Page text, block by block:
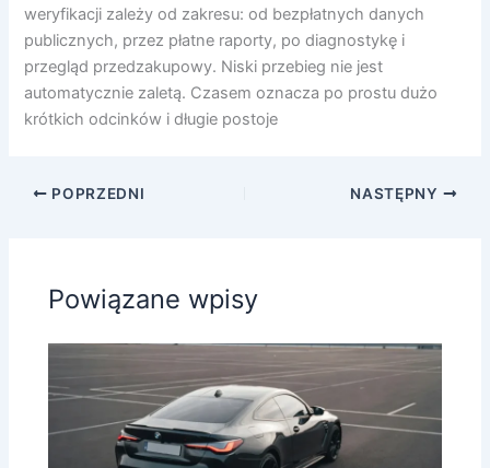
weryfikacji zależy od zakresu: od bezpłatnych danych
publicznych, przez płatne raporty, po diagnostykę i
przegląd przedzakupowy. Niski przebieg nie jest
automatycznie zaletą. Czasem oznacza po prostu dużo
krótkich odcinków i długie postoje
POPRZEDNI NASTĘPNY
Powiązane wpisy